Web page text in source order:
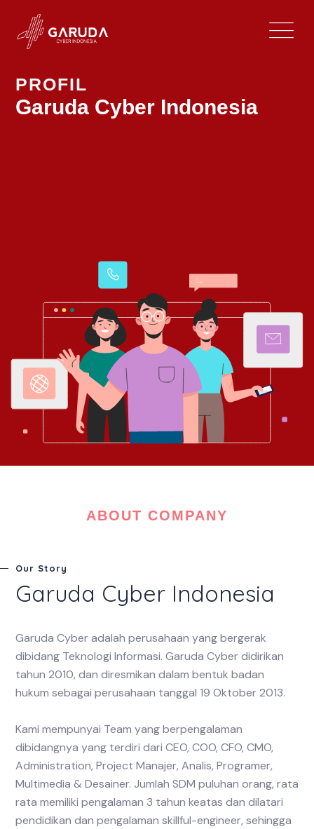
PROFIL
Garuda Cyber Indonesia
ABOUT COMPANY
Our Story
Garuda Cyber Indonesia
Garuda Cyber adalah perusahaan yang bergerak
dibidang Teknologi lnformasi. Garuda Cyber didirikan
tahun 2010, dan diresmikan dalam bentuk badan
hukum sebagai perusahaan tanggal 19 Oktober 2013.
Kami mempunyai Team yang berpengalaman
dibidangnya yang terdiri dari CEO, COO, CFO, CMO,
Administration, Project Manajer, Analis, Programer,
Multimedia & Desainer. Jumlah SDM puluhan orang, rata
rata memiliki pengalaman 3 tahun keatas dan dilatari
pendidikan dan pengalaman skillful-engineer, sehingga